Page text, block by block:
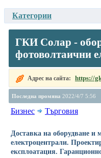
Категории
ГКИ Солар -
фотоволтаични
Адрес на сайта: https://
Последна промяна 2022/4/7 5:56
Бизнес Търговия
Доставка на оборудване и
електроцентрали.
експлоатация.